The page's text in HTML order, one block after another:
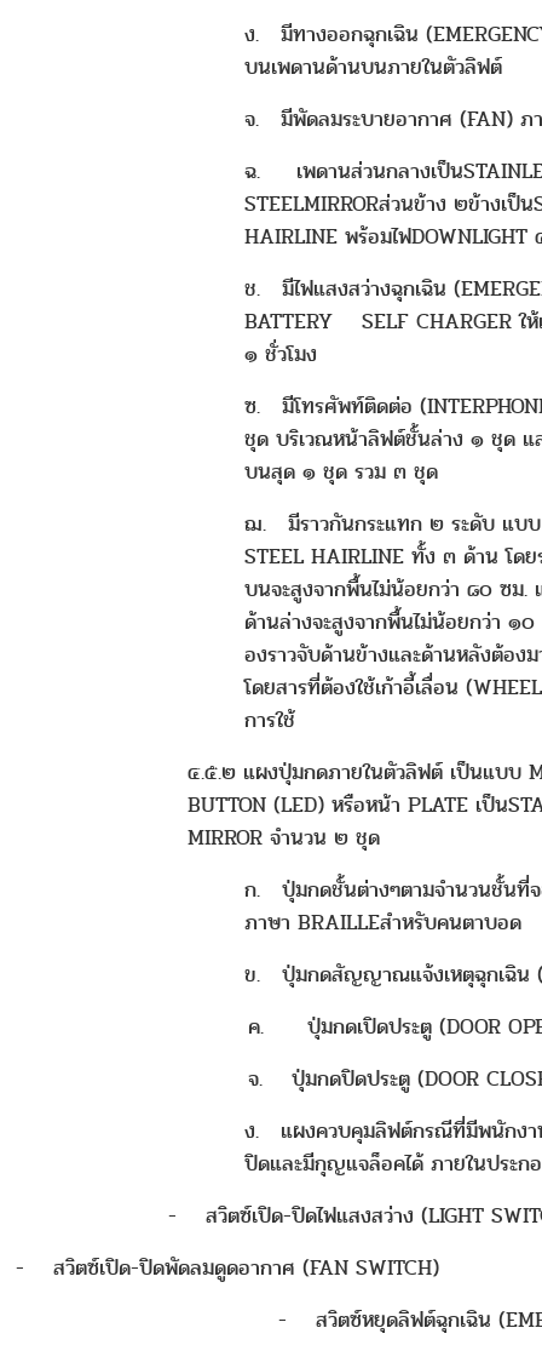
ง. มีทางออกฉุกเฉิน
บนเพดานด้านบนภายในตัวลิฟต์
จ. มีพัดลมระบายอากาศ (FAN) ภ
ฉ. เพดานส่วนกลางเป็น
STEELMIRRORส่วนข้าง ๒ข้างเป็น
HAIRLINE พร้อมไฟDOWNLIGHT
ช. มีไฟแสงสว่างฉุกเฉิน
BATTERY SELF CHARGER ให้
๑ ชั่วโมง
ซ. มีโทรศัพท์ติดต่อ
ชุด บริเวณหน้าลิฟต์ชั้นล่าง ๑ ชุด แ
บนสุด ๑ ชุด รวม ๓ ชุด
ฌ. มีราวกันกระแทก ๒ ระดับ แบบ
STEEL HAIRLINE ทั้ง ๓ ด้าน โด
บนจะสูงจากพื้นไม่น้อยกว่า ๘๐ ซม.
ด้านล่างจะสูงจากพื้นไม่น้อยกว่า ๑
องราวจับด้านข้างและด้านหลังต้อง
โดยสารที่ต้องใช้เก้าอี้เลื่อน
การใช้
๔.๕.๒ แผงปุ่มกดภายในตัวลิฟต์ เป็นแบบ
BUTTON (LED) หรือหน้า PLATE เป็น
MIRROR จำนวน ๒ ชุด
ก. ปุ่มกดชั้นต่างๆตามจำนวนชั้นที่
ภาษา BRAILLEสำหรับคนตาบอด
ข. ปุ่มกดสัญญาณแจ้งเหตุฉุกเฉิน
ค. ปุ่มกดเปิดประตู (DOOR
จ. ปุ่มกดปิดประตู (DOOR
ง. แผงควบคุมลิฟต์กรณีที่มีพนักงา
ปิดและมีกุญแจล็อคได้ ภายในประก
- สวิตซ์เปิด-ปิดไฟแสงสว่าง (LIGHT
- สวิตซ์เปิด-ปิดพัดลมดูดอากาศ (FAN SWITCH)
- สวิตซ์หยุดลิฟต์ฉุกเฉิน